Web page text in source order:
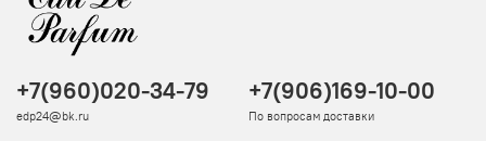
+7(960)020-34-79
edp24@bk.ru
+7(906)169-10-00
По вопросам доставки